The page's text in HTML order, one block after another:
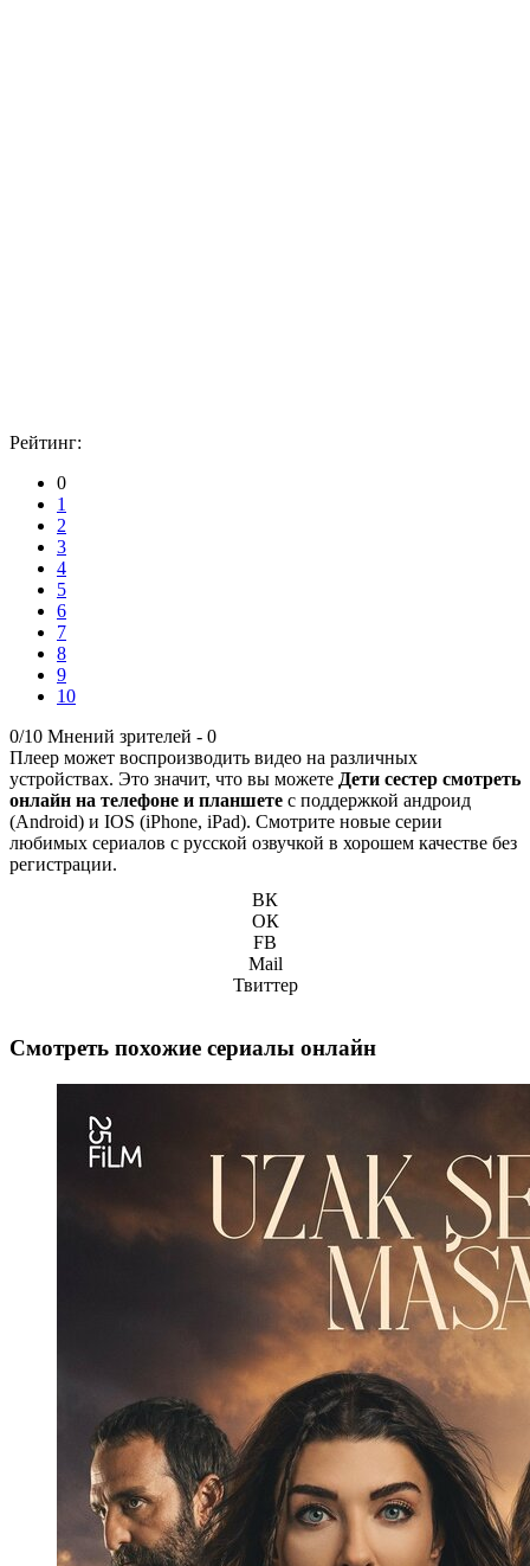
Рейтинг:
0
1
2
3
4
5
6
7
8
9
10
0/10 Мнений зрителей - 0
Плеер может воспроизводить видео на различных
устройствах. Это значит, что вы можете Дети сестер смотреть
онлайн на телефоне и планшете с поддержкой андроид
(Android) и IOS (iPhone, iPad). Смотрите новые серии
любимых сериалов с русской озвучкой в хорошем качестве без
регистрации.
ВК
ОК
FB
Mail
Твиттер
Смотреть похожие сериалы онлайн